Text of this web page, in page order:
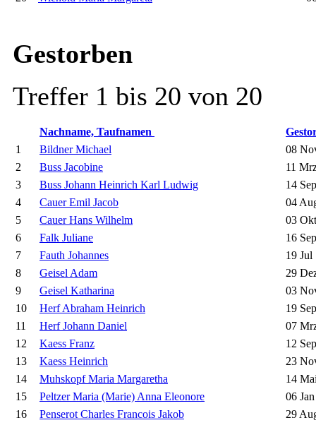
Gestorben
Treffer 1 bis 20 von 20
Nachname, Taufnamen
1
Bildner Michael
08
2
Buss Jacobine
11
3
Buss Johann Heinrich Karl Ludwig
14
4
Cauer Emil Jacob
04
5
Cauer Hans Wilhelm
03
6
Falk Juliane
16
7
Fauth Johannes
19 Jul
8
Geisel Adam
29
9
Geisel Katharina
03
10
Herf Abraham Heinrich
19
11
Herf Johann Daniel
07
12
Kaess Franz
12
13
Kaess Heinrich
23
14
Muhskopf Maria Margaretha
14
15
Peltzer Maria (Marie) Anna Eleonore
06
16
Penserot Charles Francois Jakob
29